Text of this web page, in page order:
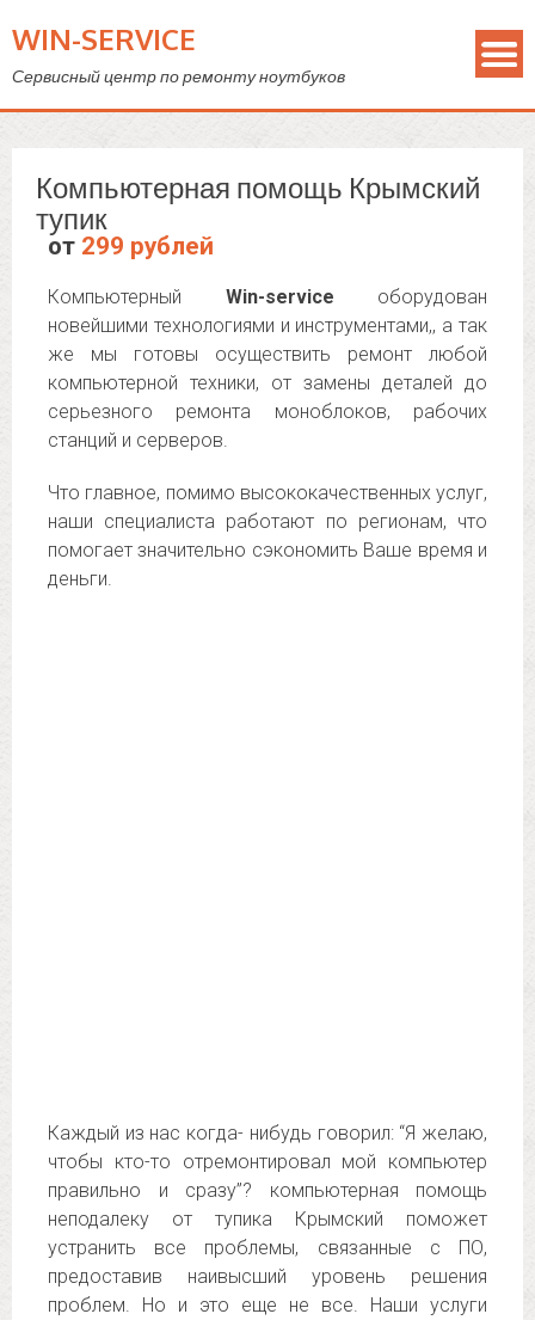
WIN-SERVICE
Сервисный центр по ремонту ноутбуков
Компьютерная помощь Крымский
тупик
от 299 рублей
Компьютерный Win-service оборудован
новейшими технологиями и инструментами,, а так
же мы готовы осуществить ремонт любой
компьютерной техники, от замены деталей до
серьезного ремонта моноблоков, рабочих
станций и серверов.
Что главное, помимо высококачественных услуг,
наши специалиста работают по регионам, что
помогает значительно сэкономить Ваше время и
деньги.
Каждый из нас когда- нибудь говорил: “Я желаю,
чтобы кто-то отремонтировал мой компьютер
правильно и сразу”? компьютерная помощь
неподалеку от тупика Крымский поможет
устранить все проблемы, связанные с ПО,
предоставив наивысший уровень решения
проблем. Но и это еще не все. Наши услуги